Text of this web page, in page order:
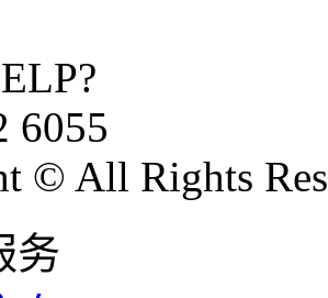
6055
© All Rights
务